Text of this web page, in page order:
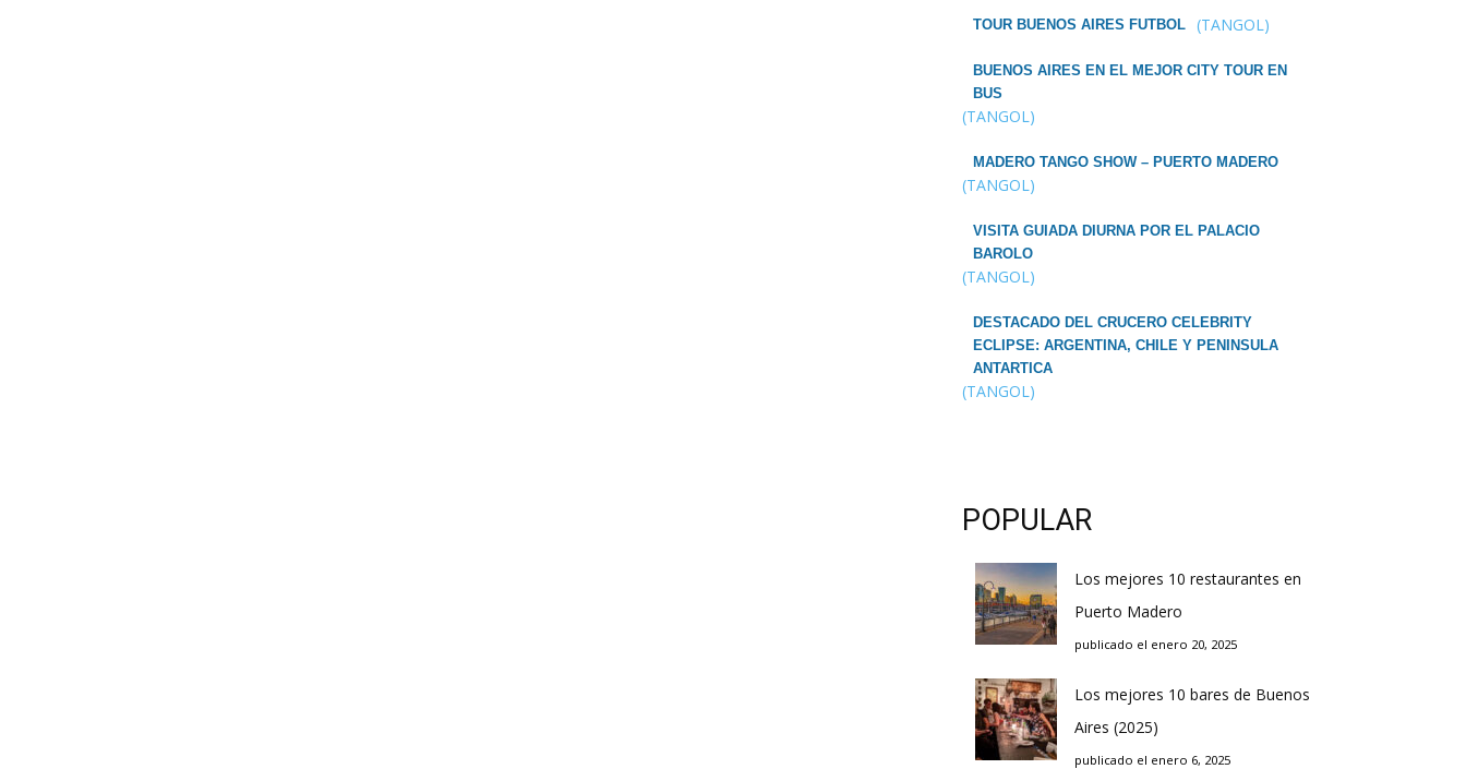
TOUR BUENOS AIRES FUTBOL (TANGOL)
BUENOS AIRES EN EL MEJOR CITY TOUR EN
BUS
(TANGOL)
MADERO TANGO SHOW – PUERTO MADERO
(TANGOL)
VISITA GUIADA DIURNA POR EL PALACIO
BAROLO
(TANGOL)
DESTACADO DEL CRUCERO CELEBRITY
ECLIPSE: ARGENTINA, CHILE Y PENINSULA
ANTARTICA
(TANGOL)
POPULAR
Los mejores 10 restaurantes en
Puerto Madero
publicado el enero 20, 2025
Los mejores 10 bares de Buenos
Aires (2025)
publicado el enero 6, 2025